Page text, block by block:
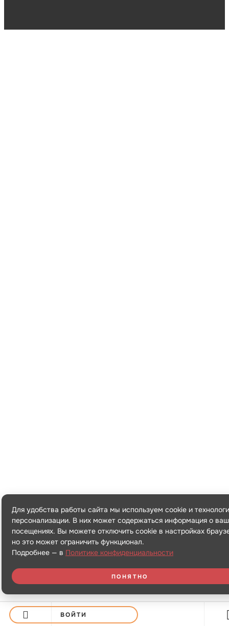
ВОЙТИ
Для удобства работы сайта мы используем cookie и
персонализации. В них может содержаться информация о
посещениях. Вы можете отключить cookie в настройках
но это может ограничить функционал.
Подробнее — в Политике конфиденциальности
ПОНЯТНО